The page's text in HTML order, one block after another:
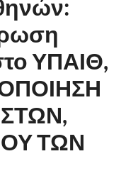
Π.Ε.
ΥΠΑΙΘ,
ΤΩΝ